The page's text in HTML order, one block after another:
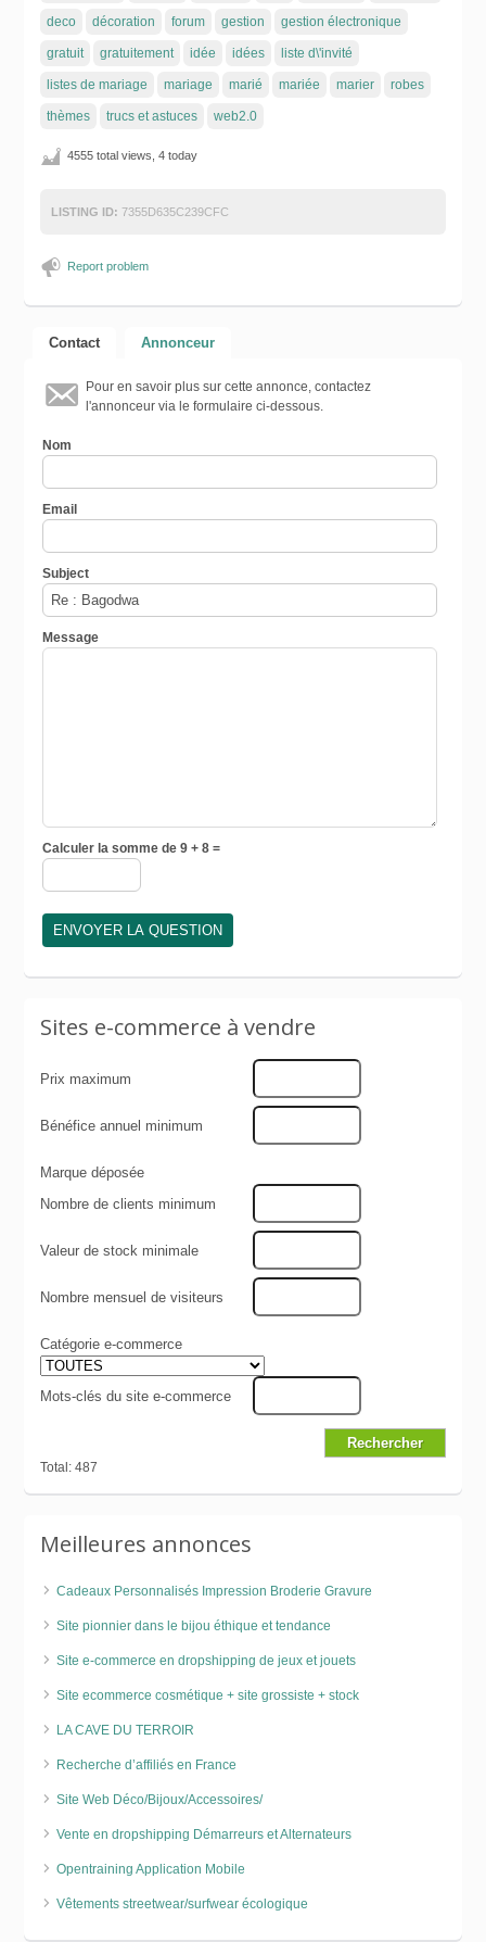
deco décoration forum gestion gestion électronique
gratuit gratuitement idée idées liste d\'invité
listes de mariage mariage marié mariée marier robes
thèmes trucs et astuces web2.0
4555 total views, 4 today
LISTING ID: 7355D635C239CFC
Report problem
Contact Annonceur
Pour en savoir plus sur cette annonce, contactez
l'annonceur via le formulaire ci-dessous.
Nom
Email
Subject
Message
Calculer la somme de 9 + 8 =
Sites e-commerce à vendre
Prix maximum
Bénéfice annuel minimum
Marque déposée
Nombre de clients minimum
Valeur de stock minimale
Nombre mensuel de visiteurs
Catégorie e-commerce
Mots-clés du site e-commerce
Total: 487
Meilleures annonces
Cadeaux Personnalisés Impression Broderie Gravure
Site pionnier dans le bijou éthique et tendance
Site e-commerce en dropshipping de jeux et jouets
Site ecommerce cosmétique + site grossiste + stock
LA CAVE DU TERROIR
Recherche d’affiliés en France
Site Web Déco/Bijoux/Accessoires/
Vente en dropshipping Démarreurs et Alternateurs
Opentraining Application Mobile
Vêtements streetwear/surfwear écologique